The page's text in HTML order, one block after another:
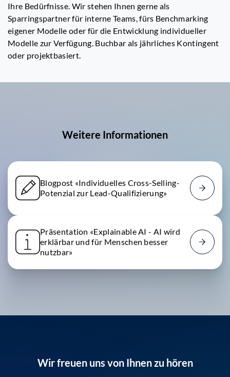
Ihre Bedürfnisse. Wir stehen Ihnen gerne als
Sparringspartner für interne Teams, fürs Benchmarking
eigener Modelle oder für die Entwicklung individueller
Modelle zur Verfügung. Buchbar als jährliches Kontingent
oder projektbasiert.
Weitere Informationen
Blogpost «Individuelles Cross-Selling-
Potenzial zur Lead-Qualifizierung»
Präsentation «Ex­plainable AI - AI wird
er­klärbar und für Men­schen besser
nutzbar»
Wir freuen uns von Ihnen zu hören